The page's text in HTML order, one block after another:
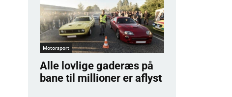
Motorsport
Alle lovlige gaderæs på
bane til millioner er aflyst